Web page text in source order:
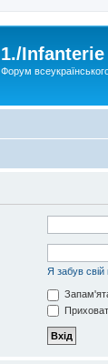
1./
Форум
Я забув свій